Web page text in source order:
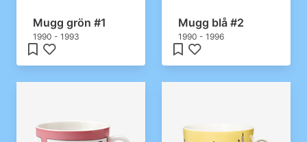
Mugg grön #1
1990 - 1993
Mugg blå #2
1990 - 1996